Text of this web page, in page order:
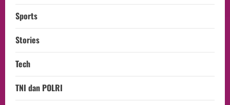
Sports
Stories
Tech
TNI dan POLRI